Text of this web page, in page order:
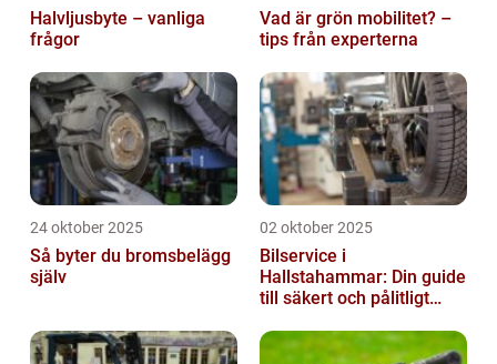
Halvljusbyte – vanliga
frågor
Vad är grön mobilitet? –
tips från experterna
24 oktober 2025
Så byter du bromsbelägg
själv
02 oktober 2025
Bilservice i
Hallstahammar: Din guide
till säkert och pålitligt